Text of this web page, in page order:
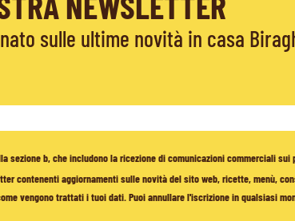
sulle ultime novità in casa
b, che includono la ricezione di comunicazioni commerciali sui
contenenti aggiornamenti sulle novità del sito web, ricette, menù,
vengono trattati i tuoi dati. Puoi annullare l'iscrizione in qualsiasi